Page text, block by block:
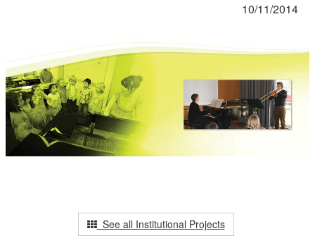
10/11/2014
See all Institutional Projects